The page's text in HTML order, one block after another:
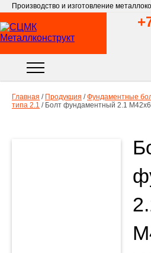
Производство и изготовление
Главная / Продукция / Фундаментные
типа 2.1 / Болт фундаментный 2.1